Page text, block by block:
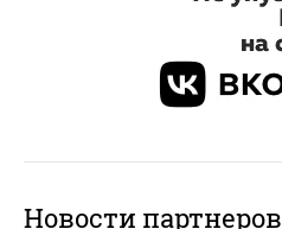
Новости партнеров